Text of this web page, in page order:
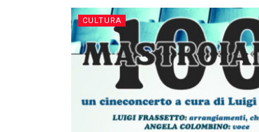
CULTURA